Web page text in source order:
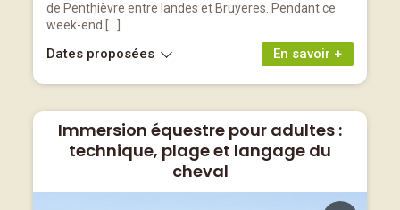
de Penthièvre entre landes et Bruyeres. Pendant ce
week-end […]
En savoir +
Dates proposées
Immersion équestre pour adultes :
technique, plage et langage du
cheval